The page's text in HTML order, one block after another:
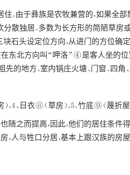
。由于彝族是农牧兼营的，如果全
分散独居。多数为长方形的简陋草
三块石头设定位方向，从进门的方
北方向叫“呷洛”④是客人坐的位置
地方。室内锅庄火塘、门窗、四角
4、日衣⑧（草房）。5、竹底⑨（蔑折屋
随之而提高，因此，他们的居住条
，人与牲口分居，基本上跟汉族的